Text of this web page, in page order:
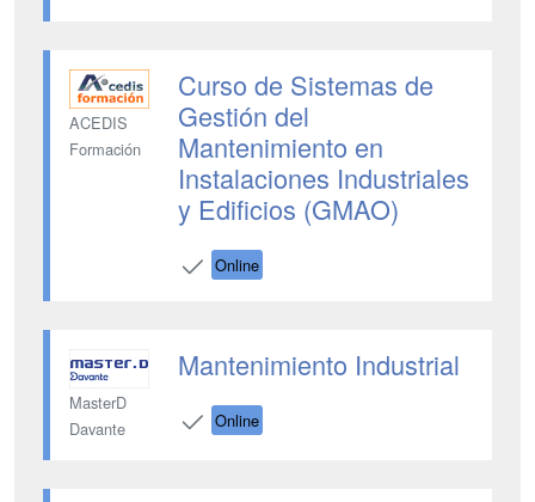
ACEDIS
Formación
Curso de Sistemas de
Gestión del
Mantenimiento en
Instalaciones Industriales
y Edificios (GMAO)
Online
MasterD
Davante
Mantenimiento Industrial
Online